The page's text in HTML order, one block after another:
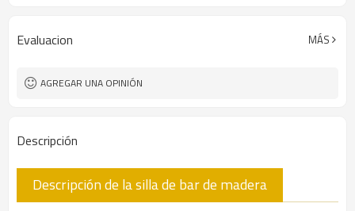
Evaluacion MÁS
AGREGAR UNA OPINIÓN
Descripción
Descripción de la silla de bar de madera